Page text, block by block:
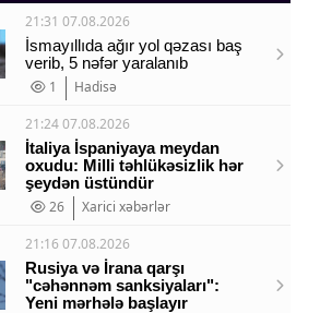
21:31 07.08.2026
İsmayıllıda ağır yol qəzası baş
verib, 5 nəfər yaralanıb
1
Hadisə
21:24 07.08.2026
İtaliya İspaniyaya meydan
oxudu: Milli təhlükəsizlik hər
şeydən üstündür
26
Xarici xəbərlər
21:16 07.08.2026
Rusiya və İrana qarşı
"cəhənnəm sanksiyaları":
Yeni mərhələ başlayır